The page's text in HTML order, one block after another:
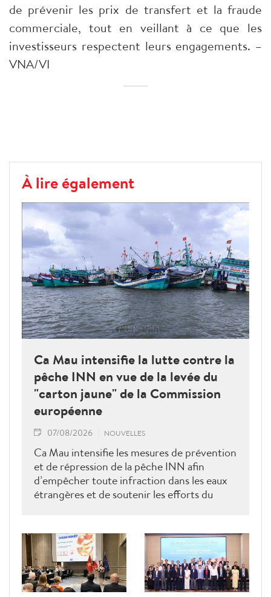
de prévenir les prix de transfert et la fraude
commerciale, tout en veillant à ce que les
investisseurs respectent leurs engagements. –
VNA/VI
À lire également
Ca Mau intensifie la lutte contre la
pêche INN en vue de la levée du
"carton jaune" de la Commission
européenne
07/08/2026 NOUVELLES
Ca Mau intensifie les mesures de prévention
et de répression de la pêche INN afin
d’empêcher toute infraction dans les eaux
étrangères et de soutenir les efforts du